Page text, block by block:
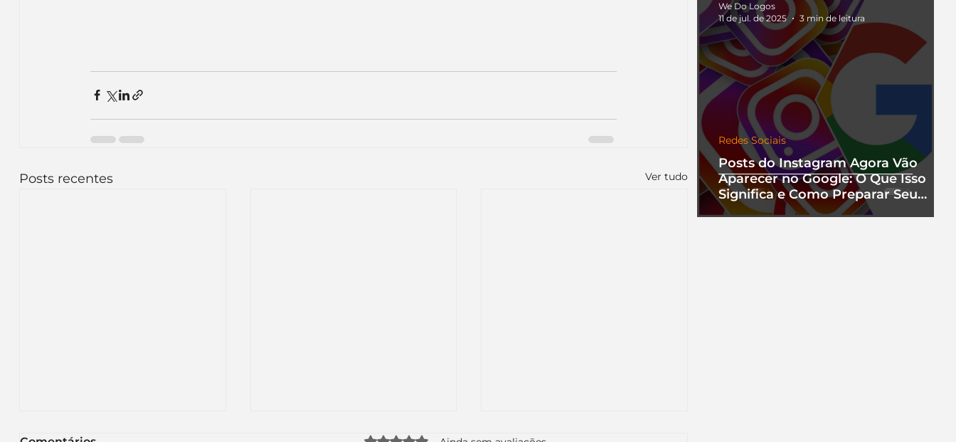
Posts do Instagram Agora Vão
Aparecer no Google: O Que Isso
Significa e Como Preparar Seu
Perfil
Redes Sociais
We Do Logos
11 de jul. de 2025
3 min de leitura
Posts recentes Ver tudo